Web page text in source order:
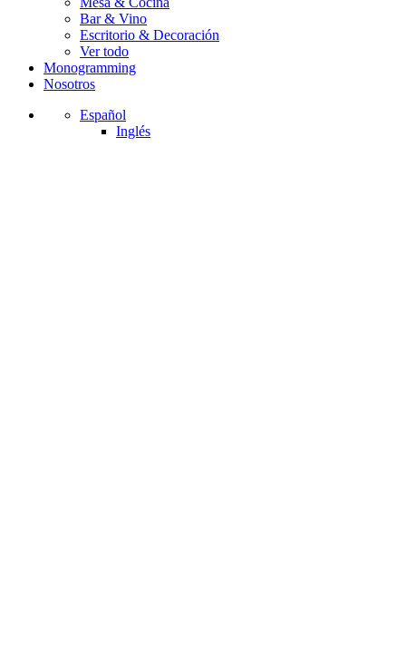
Bar & Vino
Escritorio & Decoración
Ver todo
Monogramming
Nosotros
Español
Inglés